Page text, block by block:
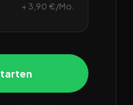
+ 3,90 €/Mo.